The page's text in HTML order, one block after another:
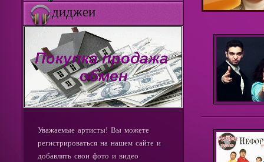
диджеи
Уважаемые артисты! Вы можете
регистрироваться на нашем сайте и
добавлять свои фото и видео